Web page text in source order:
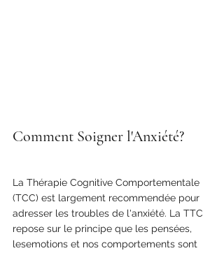
Comment Soigner l'Anxiété?
La Thérapie Cognitive Comportementale
(TCC) est largement recommendée pour
adresser les troubles de l'anxiété. La TTC
repose sur le principe que les pensées,
lesemotions et nos comportements sont